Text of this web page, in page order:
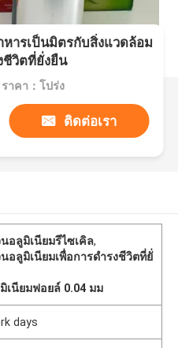
ารเป็นมิตรกับสิ่งแวดล้อม
ชีวิตที่ยั่งยืน
ราคา：โปร่ง
ติดต่อเรา
อลูมิเนียมรีไซเคิล,
อลูมิเนียมเพื่อการดำรงชีวิตที่ยั่
เนียมฟอยล์ 0.04 มม
days